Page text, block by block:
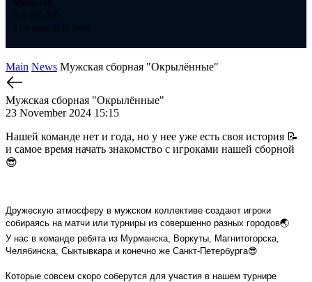
Monolith
0:1 0:0 2:0
The match is over
Main News Мужская сборная "Окрылённые"
Мужская сборная "Окрылённые"
23 November 2024 15:15
Нашей команде нет и года, но у нее уже есть своя история 📝
и самое время начать знакомство с игроками нашей сборной
😎
Дружескую атмосферу в мужском коллективе создают игроки
собираясь на матчи или турниры из совершенно разных городов🌏
У нас в команде ребята из Мурманска, Воркуты, Магнитогорска,
Челябинска, Сыктывкара и конечно же Санкт-Петербурга😎
Которые совсем скоро соберутся для участия в нашем турнире